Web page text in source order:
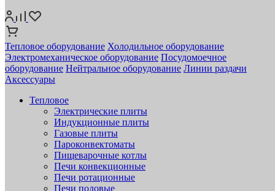
Тепловое оборудование Холодильное оборудование
Электромеханическое оборудование Посудомоечное
оборудование Нейтральное оборудование Линии раздачи
Аксессуары
Тепловое
Электрические плиты
Индукционные плиты
Газовые плиты
Пароконвектоматы
Пищеварочные котлы
Печи конвекционные
Печи ротационные
Печи подовые